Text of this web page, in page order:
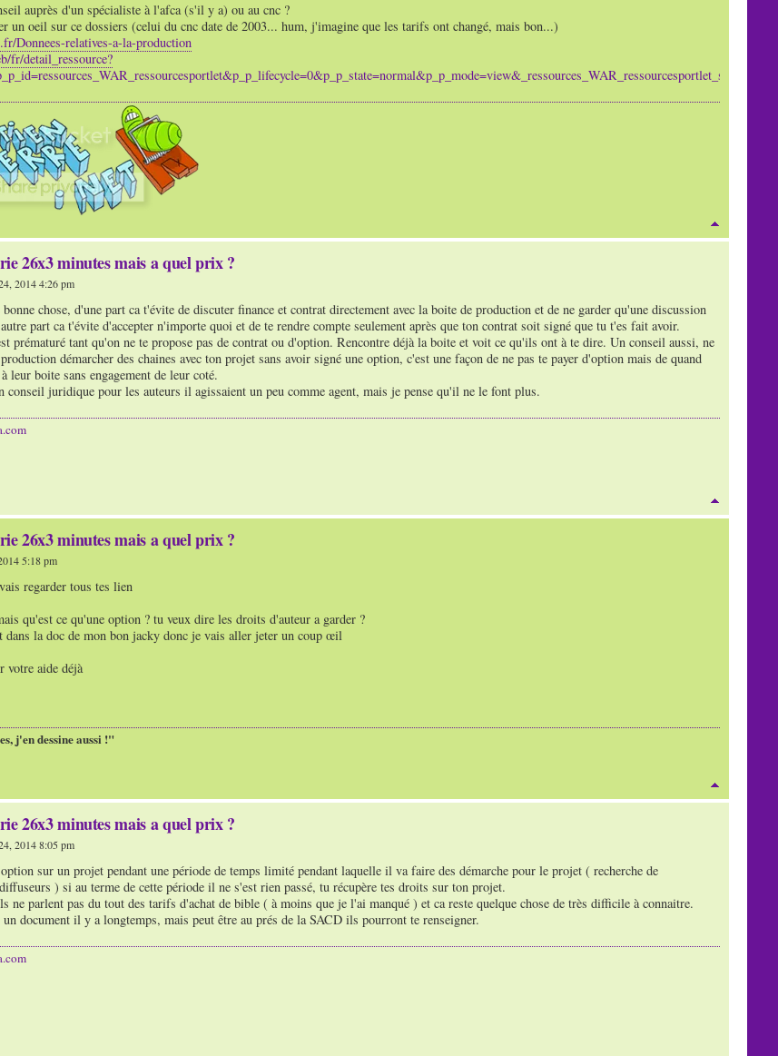
auprès d'un spécialiste à l'afca (s'il y a) ou au cnc ?
un oeil sur ce dossiers (celui du cnc date de 2003... hum, j'imagine que les tarifs ont changé, mais bon...)
Donnees-relatives-a-la-production
fr/detail_ressource?
26x3 minutes mais a quel prix ?
2014 4:26 pm
chose, d'une part ca t'évite de discuter finance et contrat directement avec la boite de production et de ne garder qu'une discussion
part ca t'évite d'accepter n'importe quoi et de te rendre compte seulement après que ton contrat soit signé que tu t'es fait avoir.
prématuré tant qu'on ne te propose pas de contrat ou d'option. Rencontre déjà la boite et voit ce qu'ils ont à te dire. Un conseil aussi, ne
démarcher des chaines avec ton projet sans avoir signé une option, c'est une façon de ne pas te payer d'option mais de quand
leur boite sans engagement de leur coté.
conseil juridique pour les auteurs il agissaient un peu comme agent, mais je pense qu'il ne le font plus.
26x3 minutes mais a quel prix ?
5:18 pm
regarder tous tes lien
qu'est ce qu'une option ? tu veux dire les droits d'auteur a garder ?
dans la doc de mon bon jacky donc je vais aller jeter un coup œil
votre aide déjà
j'en dessine aussi !"
26x3 minutes mais a quel prix ?
2014 8:05 pm
sur un projet pendant une période de temps limité pendant laquelle il va faire des démarche pour le projet ( recherche de
) si au terme de cette période il ne s'est rien passé, tu récupère tes droits sur ton projet.
ne parlent pas du tout des tarifs d'achat de bible ( à moins que je l'ai manqué ) et ca reste quelque chose de très difficile à connaitre.
document il y a longtemps, mais peut être au prés de la SACD ils pourront te renseigner.